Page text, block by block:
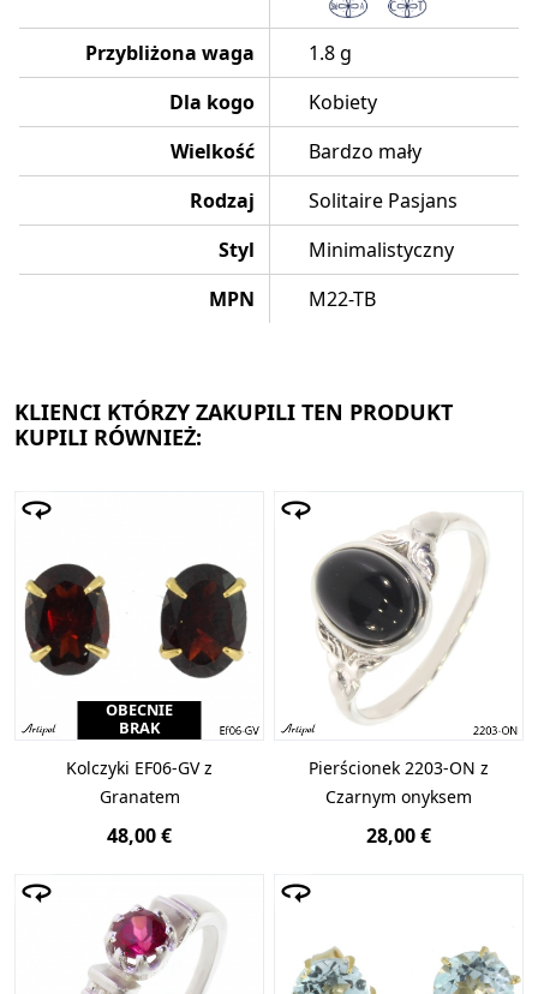
Przybliżona waga
1.8 g
Dla kogo
Kobiety
Wielkość
Bardzo mały
Rodzaj
Solitaire Pasjans
Styl
Minimalistyczny
MPN
M22-TB
KLIENCI KTÓRZY ZAKUPILI TEN PRODUKT
KUPILI RÓWNIEŻ:
OBECNIE
BRAK
Kolczyki EF06-GV z
Granatem
48,00 €
Pierścionek 2203-ON z
Czarnym onyksem
28,00 €